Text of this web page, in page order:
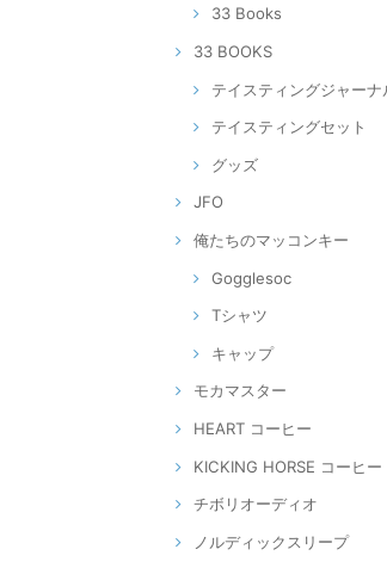
33 Books
33 BOOKS
テイスティングジャーナ
テイスティングセット
グッズ
JFO
俺たちのマッコンキー
Gogglesoc
Tシャツ
キャップ
モカマスター
HEART コーヒー
KICKING HORSE コーヒー
チボリオーディオ
ノルディックスリープ